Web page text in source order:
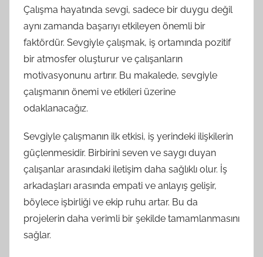
Çalışma hayatında sevgi, sadece bir duygu değil
aynı zamanda başarıyı etkileyen önemli bir
faktördür. Sevgiyle çalışmak, iş ortamında pozitif
bir atmosfer oluşturur ve çalışanların
motivasyonunu artırır. Bu makalede, sevgiyle
çalışmanın önemi ve etkileri üzerine
odaklanacağız.
Sevgiyle çalışmanın ilk etkisi, iş yerindeki ilişkilerin
güçlenmesidir. Birbirini seven ve saygı duyan
çalışanlar arasındaki iletişim daha sağlıklı olur. İş
arkadaşları arasında empati ve anlayış gelişir,
böylece işbirliği ve ekip ruhu artar. Bu da
projelerin daha verimli bir şekilde tamamlanmasını
sağlar.